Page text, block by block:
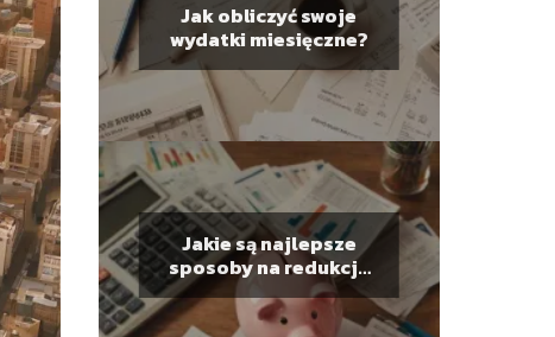
Jak obliczyć swoje
wydatki miesięczne?
Jakie są najlepsze
sposoby na redukcję
długów?